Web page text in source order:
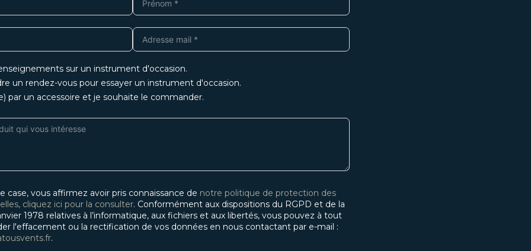
sur un instrument d'occasion.
un rendez-vous pour essayer un instrument d'occasion.
par un accessoire et je souhaite le commander.
case, vous affirmez avoir pris connaissance de notre politique de protection des
cliquez ici pour la consulter. Conformément aux dispositions du RGPD et de la
1978 relatives à l’informatique, aux fichiers et aux libertés, vous pouvez à tout
l'effacement ou la rectification de vos données en nous contactant par e-mail :
.